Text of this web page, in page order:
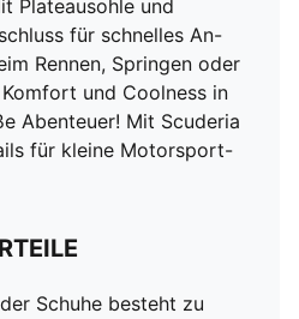
Plateausohle und
für schnelles An-
Rennen, Springen oder
und Coolness in
Abenteuer! Mit Scuderia
für kleine Motorsport-
Schuhe besteht zu